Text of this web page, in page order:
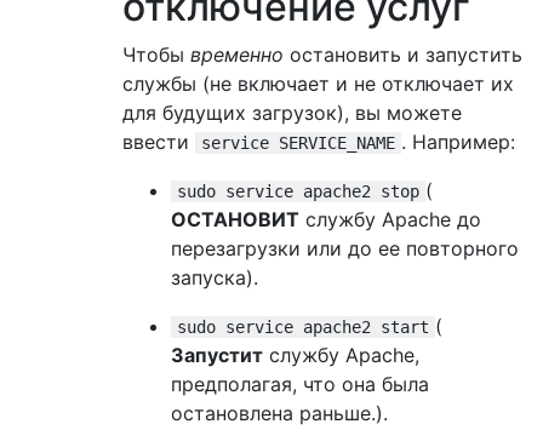
Чтобы временно остановить и запустить
службы (не включает и не отключает их
для будущих загрузок), вы можете
ввести
service SERVICE_NAME . Например:
sudo service apache2 stop (
ОСТАНОВИТ службу Apache до
перезагрузки или до ее повторного
запуска).
sudo service apache2 start (
Запустит службу Apache,
предполагая, что она была
остановлена ​​раньше.).